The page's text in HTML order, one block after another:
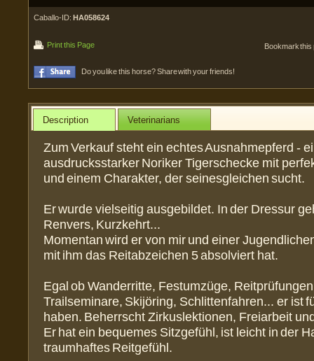
Caballo-ID: HA058624
Print this Page Bookmark
Do you like this horse? Share with your friends!
Description Veterinarians
Zum Verkauf steht ein echtes Ausnahmepferd -
ausdrucksstarker Noriker Tigerschecke mit
und einem Charakter, der seinesgleichen sucht.
Er wurde vielseitig ausgebildet. In der Dressur
Renvers, Kurzkehrt...
Momentan wird er von mir und einer
mit ihm das Reitabzeichen 5 absolviert hat.
Egal ob Wanderritte, Festumzüge,
Trailseminare, Skijöring, Schlittenfahren... er ist
haben. Beherrscht Zirkuslektionen, Freiarbeit
Er hat ein bequemes Sitzgefühl, ist leicht in der
traumhaftes Reitgefühl.